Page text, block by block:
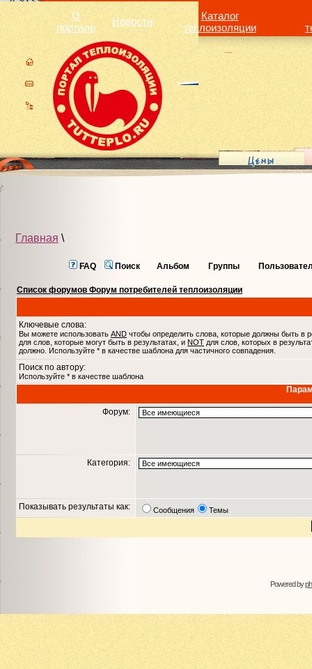
О
портале
Новости
Каталог
теплоизоляции
Главная \
FAQ Поиск Альбом Группы
Список форумов Форум потребителей теплоизоляции
Ключевые слова:
Вы можете использовать AND чтобы определить слова, которые должны быть в
для слов, которые могут быть в результатах, и NOT для слов, которых в
должно. Используйте * в качестве шаблона для частичного совпадения.
Поиск по автору:
Используйте * в качестве шаблона
Форум:
Категория:
Показывать результаты как: Сообщения Темы
Powered by